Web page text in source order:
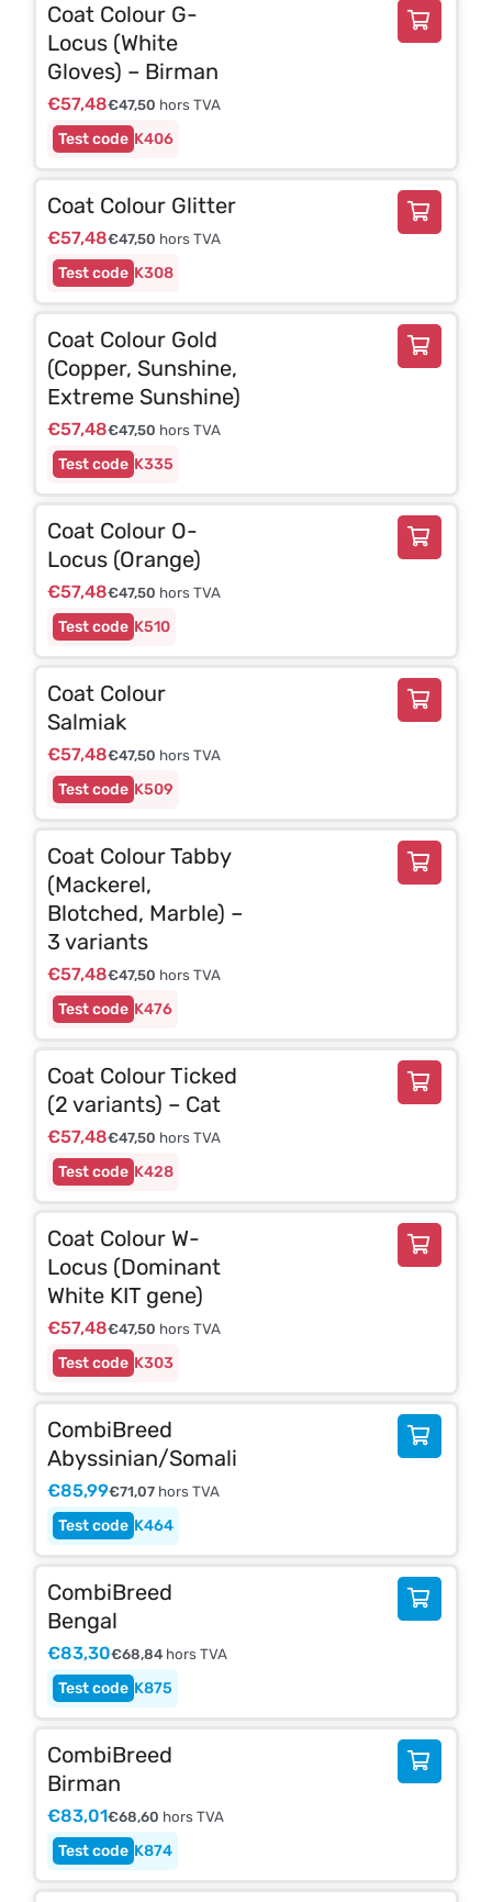
K406
Coat Colour G-
Locus (White
Gloves) – Birman
€57,48€47,50 hors TVA
K308
Coat Colour Glitter
€57,48€47,50 hors TVA
K335
Coat Colour Gold
(Copper, Sunshine,
Extreme Sunshine)
€57,48€47,50 hors TVA
K510
Coat Colour O-
Locus (Orange)
€57,48€47,50 hors TVA
K509
Coat Colour
Salmiak
€57,48€47,50 hors TVA
K476
Coat Colour Tabby
(Mackerel,
Blotched, Marble) –
3 variants
€57,48€47,50 hors TVA
K428
Coat Colour Ticked
(2 variants) – Cat
€57,48€47,50 hors TVA
K303
Coat Colour W-
Locus (Dominant
White KIT gene)
€57,48€47,50 hors TVA
K464
CombiBreed
Abyssinian/Somali
€85,99€71,07hors TVA
K875
CombiBreed
Bengal
€83,30€68,84hors TVA
K874
CombiBreed
Birman
€83,01€68,60 hors TVA